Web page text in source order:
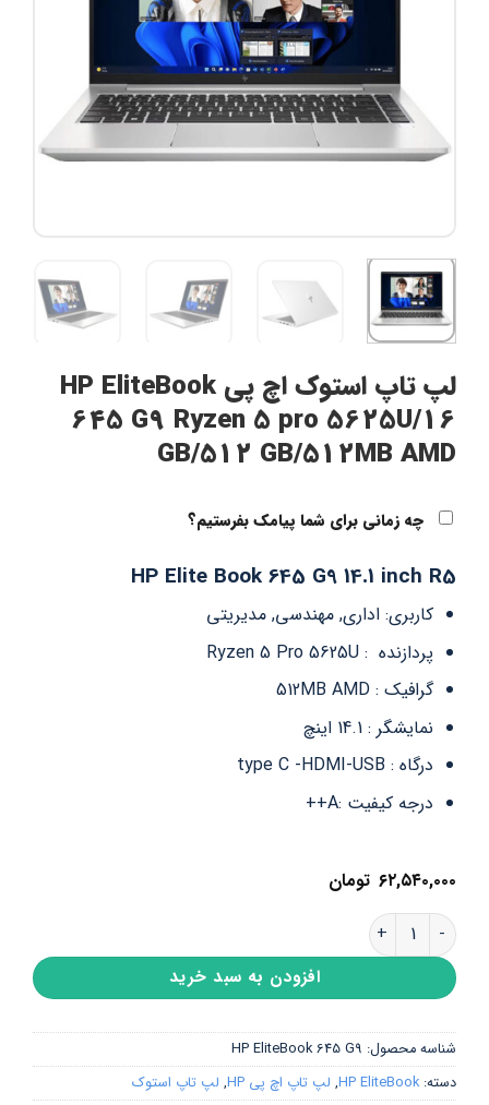
لپ تاپ استوک اچ پی HP EliteBook
645 G9 Ryzen 5 pro 5625U/16
GB/512 GB/512MB AMD
چه زمانی برای شما پیامک بفرستیم؟
HP Elite Book 645 G9 14.1 inch R5
کاربری: اداری, مهندسی, مدیریتی
پردازنده : Ryzen 5 Pro 5625U
گرافیک : 512MB AMD
نمایشگر : 14.1 اینچ
درگاه : type C -HDMI-USB
درجه کیفیت :A++
۶۲,۵۴۰,۰۰۰ تومان
لپ تاپ استوک اچ پی HP EliteBook 645 G9 Ryzen 5 pro 5625U/16 GB/512 GB/512MB AMD عدد
افزودن به سبد خرید
شناسه محصول: HP EliteBook 645 G9
دسته: HP EliteBook
, لپ تاپ اچ پی HP , لپ تاپ استوک